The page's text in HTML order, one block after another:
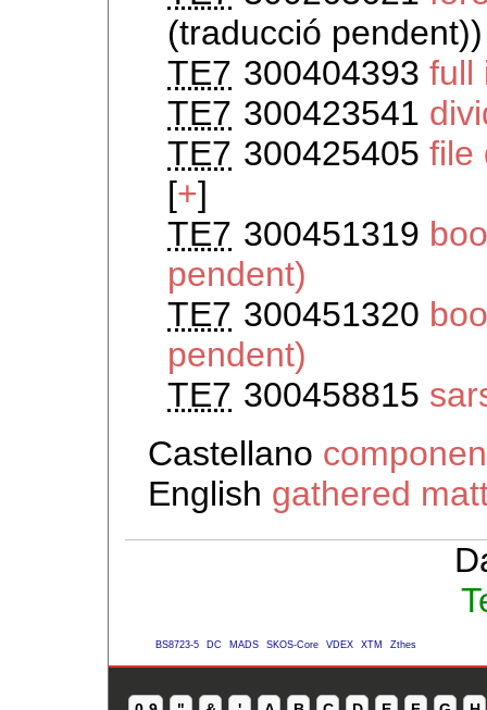
(traducció
TE7 300404393full
TE7 300423541
TE7 300425405file
[+]
TE7 300451319
pendent)
TE7 300451320
pendent)
TE7 300458815
Castellano
English gathered
BS8723-5 DC MADS SKOS-Core VDEX XTM Zthes